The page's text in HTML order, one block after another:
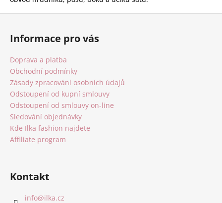
Z
Informace pro vás
Doprava a platba
Obchodní podmínky
Zásady zpracování osobních údajů
Odstoupení od kupní smlouvy
Odstoupení od smlouvy on-line
Sledování objednávky
Kde Ilka fashion najdete
Affiliate program
Kontakt
info@ilka.cz